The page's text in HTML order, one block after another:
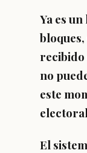
Ya es
recibido
no
este
El